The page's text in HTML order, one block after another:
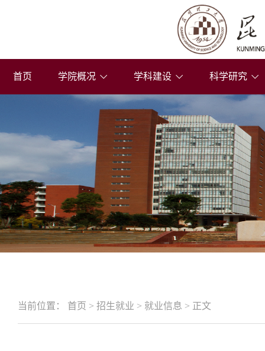
首页 学院概况 学科建设 科学研究
当前位置： 首页 > 招生就业 > 就业信息 > 正文